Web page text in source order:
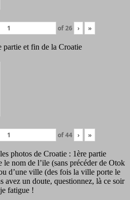
of26 › »
partie et fin de la Croatie
of44 › »
photos de Croatie : 1ère partie
nom de l’ile (sans précéder de Otok
d’une ville (des fois la ville porte le
un doute, questionnez, là ce soir
je fatigue !